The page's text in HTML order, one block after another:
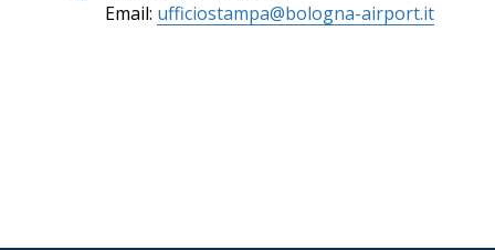
Email: ufficiostampa@bologna-airport.it